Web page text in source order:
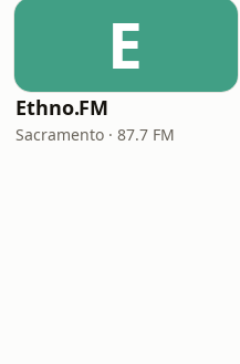
E
Ethno.FM
Sacramento · 87.7 FM